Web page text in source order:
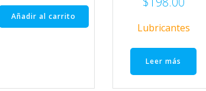
Añadir al carrito
Lubricantes
Leer más